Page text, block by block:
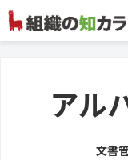
アル
文書